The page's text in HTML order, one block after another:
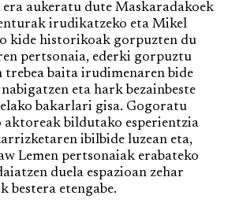
aukeratu dute Maskaradakoek
irudikatzeko eta Mikel
kide historikoak gorpuzten du
pertsonaia, ederki gorpuztu
trebea baita irudimenaren bide
eta hark bezainbeste
bakarlari gisa. Gogoratu
aktoreak bildutako esperientzia
ibilbide luzean eta,
Lemen pertsonaiak erabateko
duela espazioan zehar
bestera etengabe.